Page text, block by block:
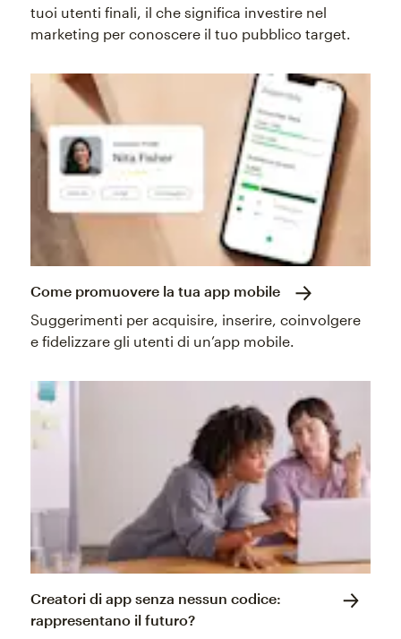
tuoi utenti finali, il che significa investire nel
marketing per conoscere il tuo pubblico target.
Come promuovere la tua app mobile
Suggerimenti per acquisire, inserire, coinvolgere
e fidelizzare gli utenti di un’app mobile.
Creatori di app senza nessun codice:
rappresentano il futuro?